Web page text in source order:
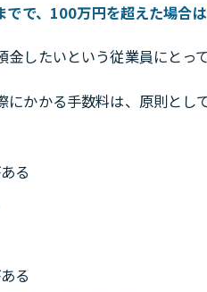
で、100万円を超えた場合
金したいという従業員にと
にかかる手数料は、原則と
る
る